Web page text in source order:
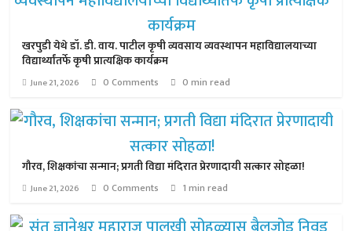
खरपुडी येथे डॉ. डी. वाय. पाटील कृषी व्यवसाय व्यवस्थापन महाविद्यालयाच्या
विद्यार्थ्यांतर्फे कृषी प्रात्यक्षिक कार्यक्रम
June 21, 2026 0 Comments 0 min read
गौरव, शिक्षकांचा सन्मान; प्रगती विद्या मंदिरात प्रेरणादायी सत्कार सोहळा!
June 21, 2026 0 Comments 1 min read